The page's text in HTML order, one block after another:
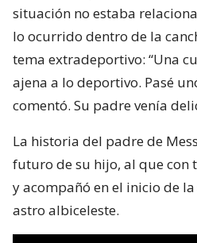
situación no estaba
lo ocurrido dentro de la
tema extradeportivo: “Una
ajena a lo deportivo. Pasé
comentó. Su padre venía
La historia del padre de
futuro de su hijo, al que con
y acompañó en el inicio de
astro albiceleste.